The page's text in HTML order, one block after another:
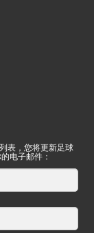
表，您将更新足球
电子邮件：